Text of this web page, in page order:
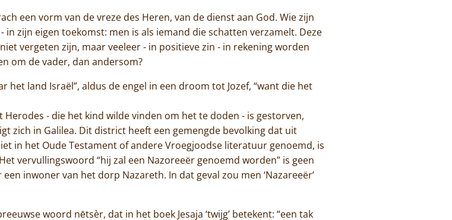
Home
De abdij
Actueel
Monnik worden
Contact
een vorm van de vreze des Heren, van de dienst aan God. Wie zijn
zijn eigen toekomst: men is als iemand die schatten verzamelt. Deze
vergeten zijn, maar veeleer - in positieve zin - in rekening worden
om de vader, dan andersom?
het land Israël”, aldus de engel in een droom tot Jozef, “want die het
Herodes - die het kind wilde vinden om het te doden - is gestorven,
zich in Galilea. Dit district heeft een gemengde bevolking dat uit
in het Oude Testament of andere Vroegjoodse literatuur genoemd, is
vervullingswoord “hij zal een Nazoreeër genoemd worden” is geen
inwoner van het dorp Nazareth. In dat geval zou men ‘Nazareeër’
woord nētsèr, dat in het boek Jesaja ‘twijg’ betekent: “een tak